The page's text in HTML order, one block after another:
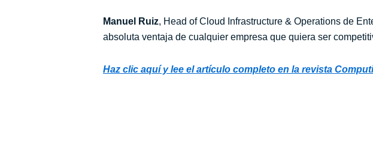
Manuel Ruiz, Head of Cloud Infrastructure & Operations de
absoluta ventaja de cualquier empresa que quiera ser
Haz clic aquí y lee el artículo completo en la revista